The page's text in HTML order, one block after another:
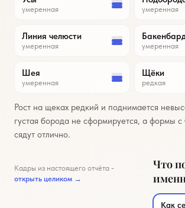
Примерка бороды
Кадры из настоящего отчёта -
открыть целиком →
умеренная умеренная
Линия челюсти
умеренная умеренная
Шея
умеренная
Щёки
редкая
Рост на щеках редкий и поднимается
густая борода не сформируется, а формы
сядут отлично.
Что
Как